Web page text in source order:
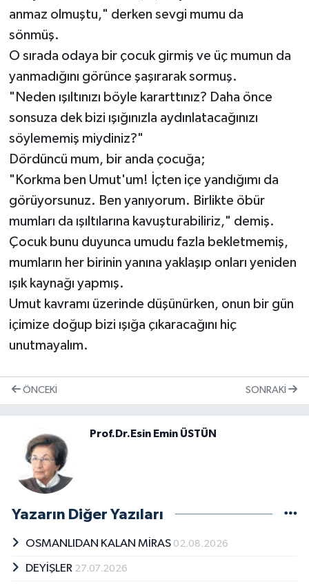
anmaz olmuştu," derken sevgi mumu da
sönmüş.
O sırada odaya bir çocuk girmiş ve üç mumun da
yanmadığını görünce şaşırarak sormuş.
"Neden ışıltınızı böyle kararttınız? Daha önce
sonsuza dek bizi ışığınızla aydınlatacağınızı
söylememiş miydiniz?"
Dördüncü mum, bir anda çocuğa;
"Korkma ben Umut'um! İçten içe yandığımı da
görüyorsunuz. Ben yanıyorum. Birlikte öbür
mumları da ışıltılarına kavuşturabiliriz," demiş.
Çocuk bunu duyunca umudu fazla bekletmemiş,
mumların her birinin yanına yaklaşıp onları yeniden
ışık kaynağı yapmış.
Umut kavramı üzerinde düşünürken, onun bir gün
içimize doğup bizi ışığa çıkaracağını hiç
unutmayalım.
ÖNCEKI SONRAKI
Prof.Dr.Esin Emin ÜSTÜN
Yazarın Diğer Yazıları
OSMANLIDAN KALAN MİRAS 02.08.2026
DEYİŞLER 27.07.2026